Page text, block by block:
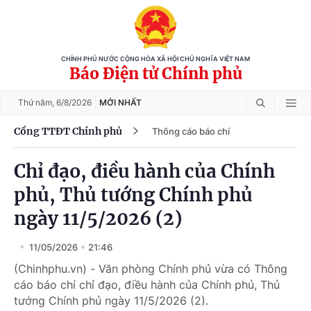
CHÍNH PHỦ NƯỚC CỘNG HÒA XÃ HỘI CHỦ NGHĨA VIỆT NAM
Báo Điện tử Chính phủ
Thứ năm, 6/8/2026 MỚI NHẤT
Cổng TTĐT Chính phủ Thông cáo báo chí
Chỉ đạo, điều hành của Chính
phủ, Thủ tướng Chính phủ
ngày 11/5/2026 (2)
11/05/2026 21:46
(Chinhphu.vn) - Văn phòng Chính phủ vừa có Thông
cáo báo chí chỉ đạo, điều hành của Chính phủ, Thủ
tướng Chính phủ ngày 11/5/2026 (2).